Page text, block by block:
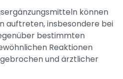
können
auftreten, insbesondere bei
bestimmten
Reaktionen
und ärztlicher